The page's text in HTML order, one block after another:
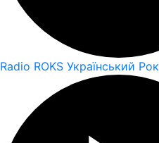
Radio ROKS Український Рок